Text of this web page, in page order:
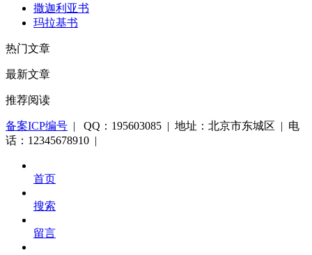
撒迦利亚书
玛拉基书
热门文章
最新文章
推荐阅读
备案ICP编号 | QQ：195603085 | 地址：北京市东城区 | 电
话：12345678910 |
首页
搜索
留言